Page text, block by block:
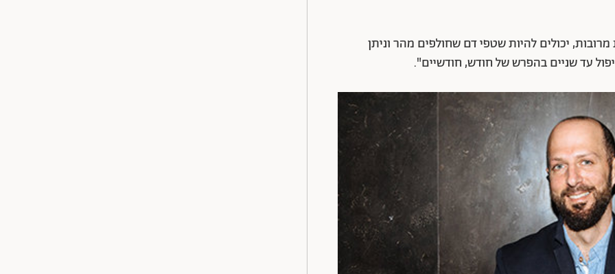
יכולים להיות שטפי דם שחולפים מהר וניתן
עד שניים בהפרש של חודש, חודשיים".